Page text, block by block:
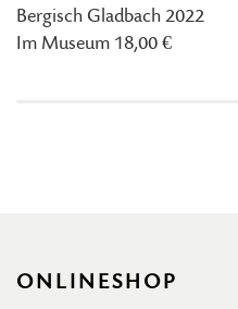
Bergisch Gladbach 2022
Im Museum 18,00 €
ONLINESHOP